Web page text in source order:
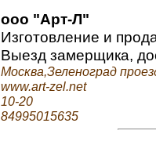
ооо "Арт-Л"
Изготовление и
Выезд замерщика,
Москва,Зеленоград
www.art-zel.net
10-20
84995015635